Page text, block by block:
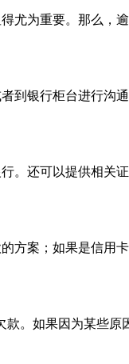
尤为重要。那么，
到银行柜台进行沟
。还可以提供相关
方案；如果是信用
。如果因为某些原